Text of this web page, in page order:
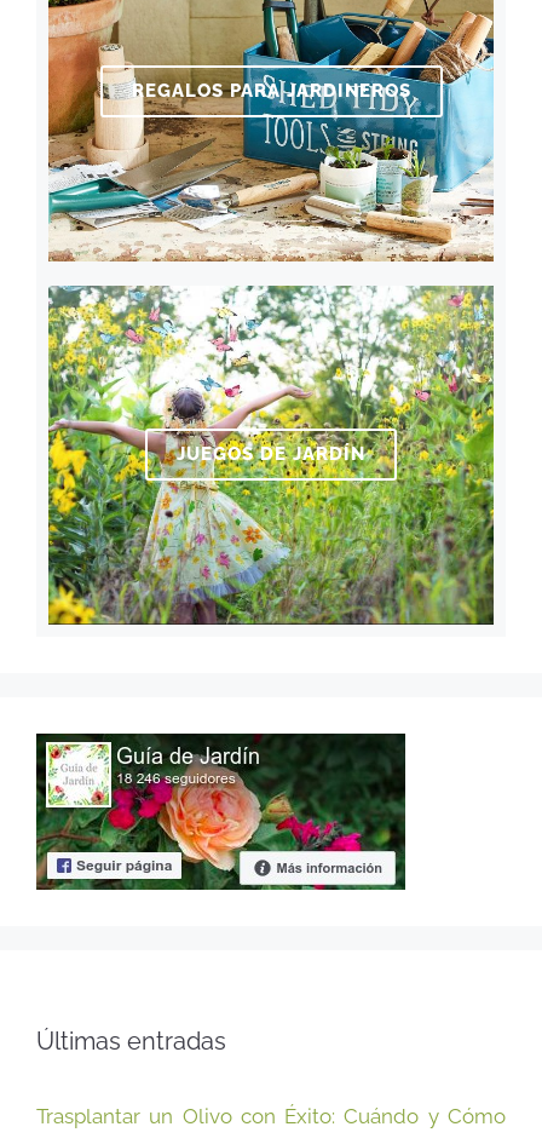
REGALOS PARA JARDINEROS
JUEGOS DE JARDÍN
Últimas entradas
Trasplantar un Olivo con Éxito: Cuándo y Cómo